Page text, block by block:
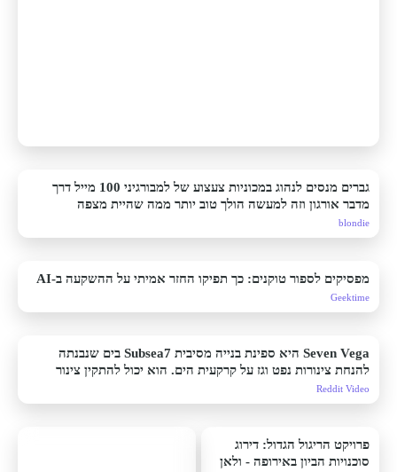
גברים מנסים לנהוג במכוניות צעצוע של למבורגיני 100 מייל דרך
מדבר אורגון וזה למעשה הולך טוב יותר ממה שהיית מצפה
blondie
מפסיקים לספור טוקנים: כך תפיקו החזר אמיתי על ההשקעה ב-AI
Geektime
Seven Vega היא ספינת בנייה מסיבית Subsea7 בים שנבנתה
להנחת צינורות נפט וגז על קרקעית הים. הוא יכול להתקין צינור
ROV תת-מימיים, ומשתמש במיקום דינמי DP3 כדי להחזיק את
Reddit Video
פרויקט הריגול הגדול: דירוג
סוכנויות הביון באירופה - ולאן